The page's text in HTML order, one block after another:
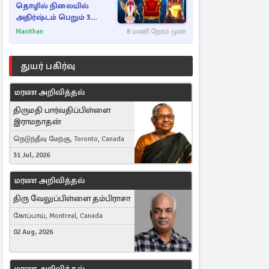
தொழில் நிலையில்
அதிர்ஷ்டம் பெறும் 3
ராசிகள்!
Manithan 8 மணி நேரம் முன்
துயர் பகிர்வு
மரண அறிவித்தல்
திருமதி பார்வதிப்பிள்ளை
இராமநாதன்
நெடுந்தீவு மேற்கு, Toronto, Canada
31 Jul, 2026
மரண அறிவித்தல்
திரு வேலுப்பிள்ளை தம்பிராசா
கோப்பாய், Montreal, Canada
02 Aug, 2026